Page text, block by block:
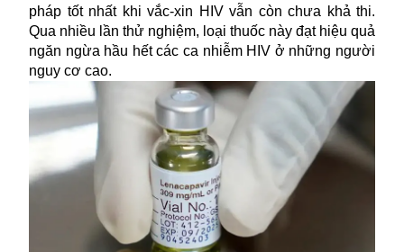
pháp tốt nhất khi vắc-xin HIV vẫn còn chưa khả thi.
Qua nhiều lần thử nghiệm, loại thuốc này đạt hiệu quả
ngăn ngừa hầu hết các ca nhiễm HIV ở những người
nguy cơ cao.